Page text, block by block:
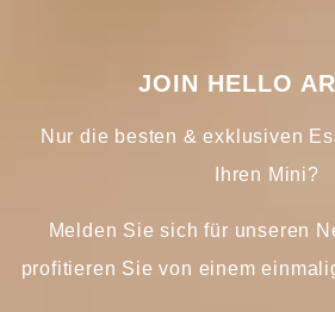
JOIN HELLO
Nur die besten & exklusiven
Ihren Mini?
Melden Sie sich für unseren
profitieren Sie von einem